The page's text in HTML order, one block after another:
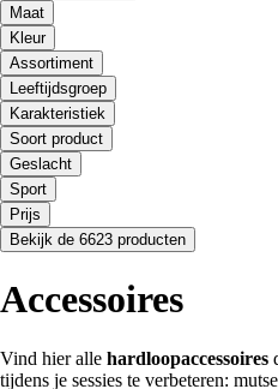
Maat
Kleur
Assortiment
Leeftijdsgroep
Karakteristiek
Soort product
Geslacht
Sport
Prijs
Bekijk de 6623 producten
Accessoires
Vind hier alle hardloopaccessoires
tijdens je sessies te verbeteren: